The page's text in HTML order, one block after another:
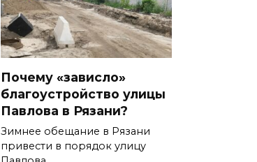
Почему «зависло»
благоустройство улицы
Павлова в Рязани?
Зимнее обещание в Рязани
привести в порядок улицу